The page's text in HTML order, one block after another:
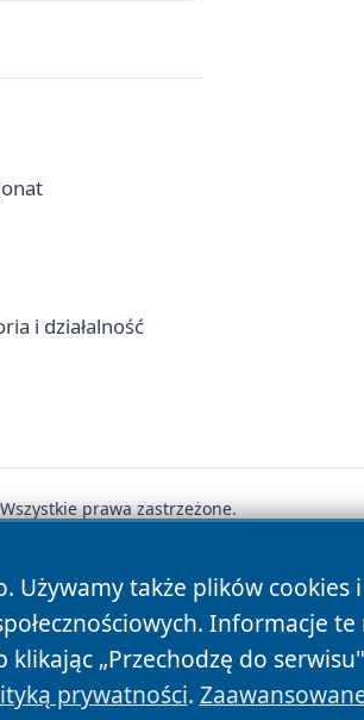
i działalność
Używamy także plików
Informacje
„Przechodzę do
prywatności.
prawa zastrzeżone.
Polityka Cookies